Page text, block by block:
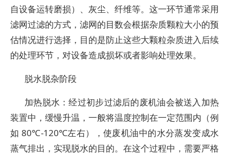
自设备运转磨损）、灰尘、纤维等。这一环节通常采用
滤网过滤的方式，滤网的目数会根据杂质颗粒大小的预
估情况进行选择，目的是防止这些大颗粒杂质进入后续
的处理环节，对设备造成损坏或者影响处理效果。
脱水脱杂阶段
加热脱水：经过初步过滤后的废机油会被送入加热
装置中，缓慢升温，一般将温度控制在一定范围内（例
如 80℃-120℃左右），使废机油中的水分蒸发变成水
蒸气排出，实现脱水的目的。在这个过程中，需要严格